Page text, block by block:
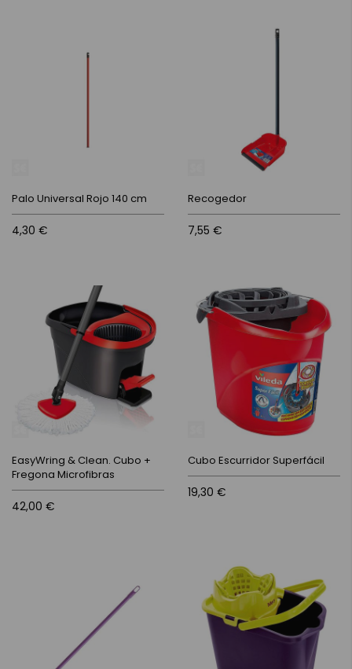
Palo Universal Rojo 140 cm
4,30 €
Recogedor
7,55 €
EasyWring & Clean. Cubo +
Fregona Microfibras
42,00 €
Cubo Escurridor Superfácil
19,30 €